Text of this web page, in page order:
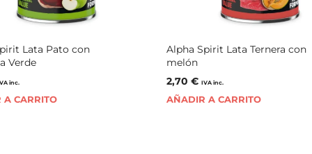
Lata Pato con
Verde
inc.
A CARRITO
Alpha Spirit Lata Ternera con
melón
2,70 € IVA inc.
AÑADIR A CARRITO